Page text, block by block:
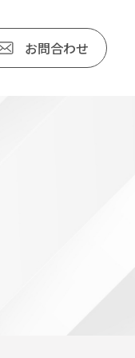
お問合わせ